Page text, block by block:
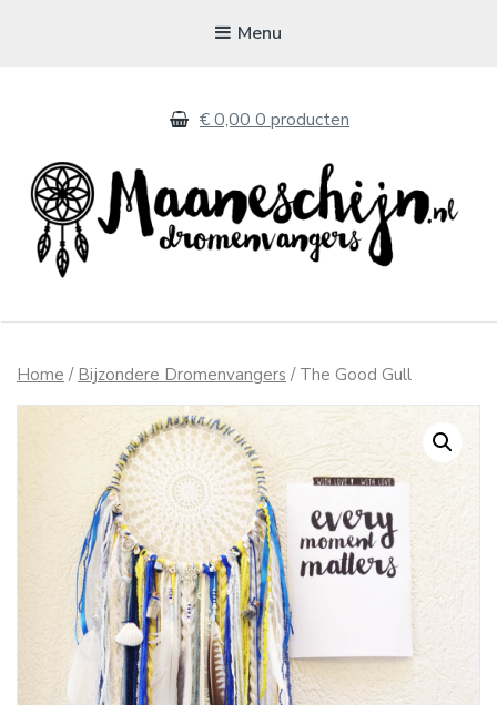
Menu
€ 0,00 0 producten
Home / Bijzondere Dromenvangers / The Good Gull